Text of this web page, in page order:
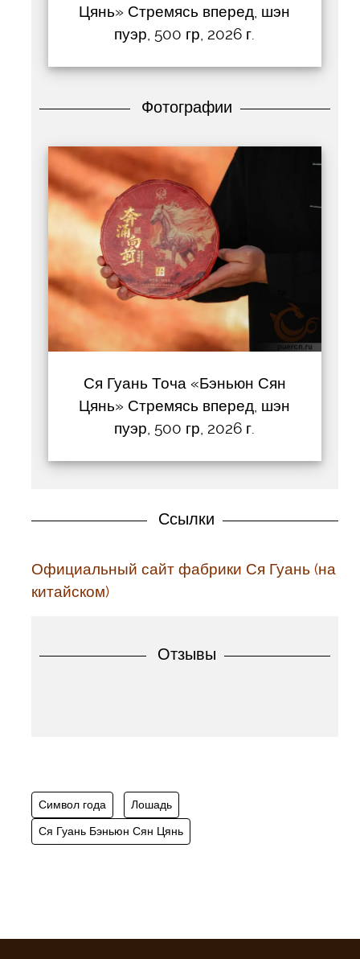
Цянь» Стремясь вперед, шэн
пуэр, 500 гр, 2026 г.
Фотографии
Ся Гуань Точа «Бэньюн Сян
Цянь» Стремясь вперед, шэн
пуэр, 500 гр, 2026 г.
Ссылки
Официальный сайт фабрики Ся Гуань (на
китайском)
Отзывы
Символ года Лошадь
Ся Гуань Бэньюн Сян Цянь